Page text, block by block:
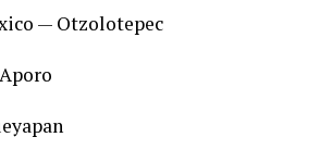
— Otzolotepec